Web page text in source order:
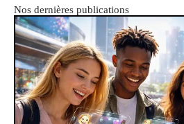
Nos dernières publications